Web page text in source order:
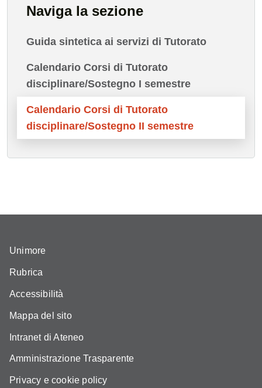
Naviga la sezione
Guida sintetica ai servizi di Tutorato
Calendario Corsi di Tutorato
disciplinare/Sostegno I semestre
Calendario Corsi di Tutorato
disciplinare/Sostegno II semestre
Unimore
Rubrica
Accessibilità
Mappa del sito
Intranet di Ateneo
Amministrazione Trasparente
Privacy e cookie policy